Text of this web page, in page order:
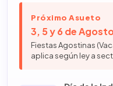
Próximo Asueto
3, 5 y 6 de
Fiestas Agostinas
aplica según ley a